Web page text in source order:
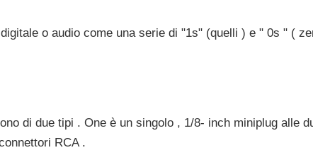
o audio come una serie di "1s" (quelli ) e " 0s " (
di due tipi . One è un singolo , 1/8- inch miniplug alle
RCA .